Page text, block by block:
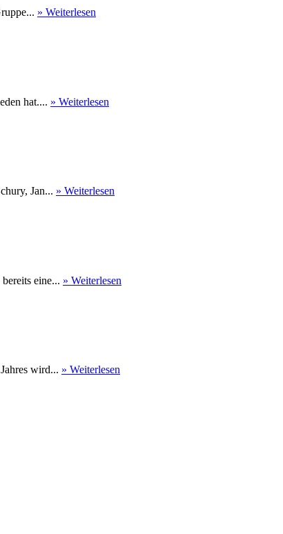
» Weiterlesen
hat.... » Weiterlesen
Jan... » Weiterlesen
eine... » Weiterlesen
wird... » Weiterlesen